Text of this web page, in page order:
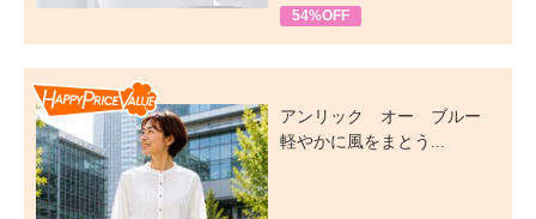
54%OFF
アンリック オー ブルー
軽やかに風をまとう...